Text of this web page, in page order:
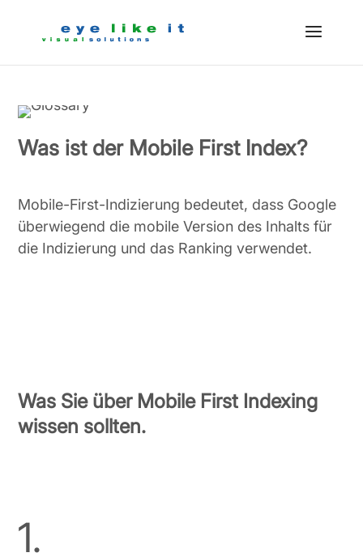
Was ist der Mobile First Index?
Mobile-First-Indizierung bedeutet, dass Google
überwiegend die mobile Version des Inhalts für
die Indizierung und das Ranking verwendet.
Was Sie über Mobile First Indexing
wissen sollten.
1.